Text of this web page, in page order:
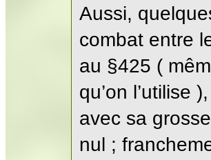
Aussi,
combat entre
au §425 (
qu’on l’utilise
avec sa
nul ;